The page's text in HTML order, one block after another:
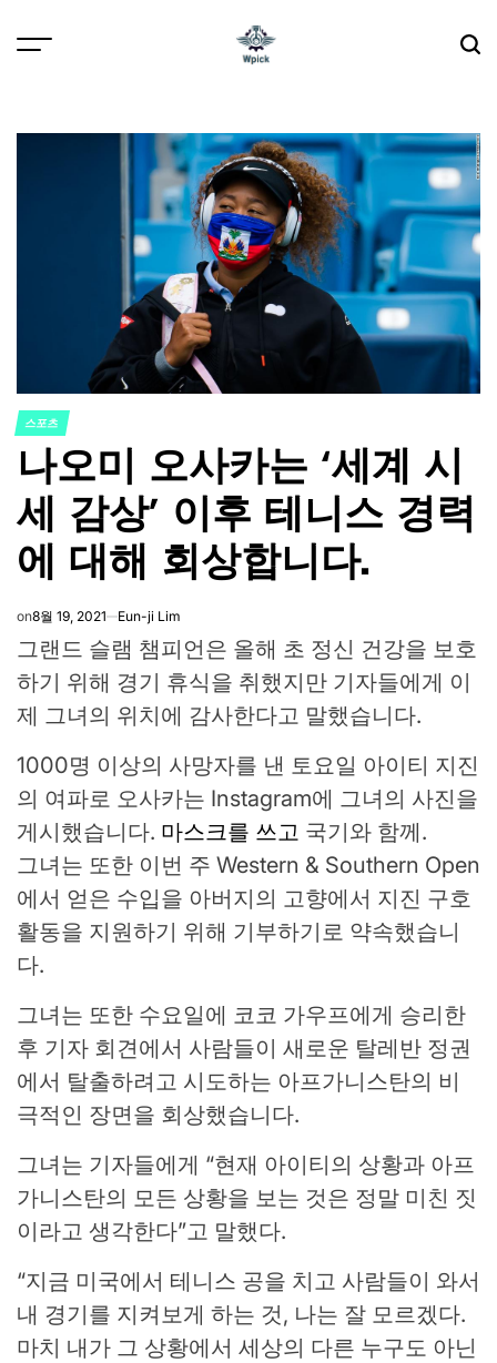
POSTED
IN
스포츠
나오미 오사카는 ‘세계 시
세 감상’ 이후 테니스 경력
에 대해 회상합니다.
on8월 19, 2021 Eun-ji Lim
그랜드 슬램 챔피언은 올해 초 정신 건강을 보호
하기 위해 경기 휴식을 취했지만 기자들에게 이
제 그녀의 위치에 감사한다고 말했습니다.
1000명 이상의 사망자를 낸 토요일 아이티 지진
의 여파로 오사카는 Instagram에 그녀의 사진을
게시했습니다. 마스크를 쓰고 국기와 함께.
그녀는 또한 이번 주 Western & Southern Open
에서 얻은 수입을 아버지의 고향에서 지진 구호
활동을 지원하기 위해 기부하기로 약속했습니
다.
그녀는 또한 수요일에 코코 가우프에게 승리한
후 기자 회견에서 사람들이 새로운 탈레반 정권
에서 탈출하려고 시도하는 아프가니스탄의 비
극적인 장면을 회상했습니다.
그녀는 기자들에게 “현재 아이티의 상황과 아프
가니스탄의 모든 상황을 보는 것은 정말 미친 짓
이라고 생각한다”고 말했다.
“지금 미국에서 테니스 공을 치고 사람들이 와서
내 경기를 지켜보게 하는 것, 나는 잘 모르겠다.
마치 내가 그 상황에서 세상의 다른 누구도 아닌